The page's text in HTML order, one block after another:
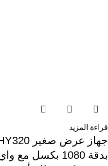
قراءة المزيد
بدقة 1080 بكسل